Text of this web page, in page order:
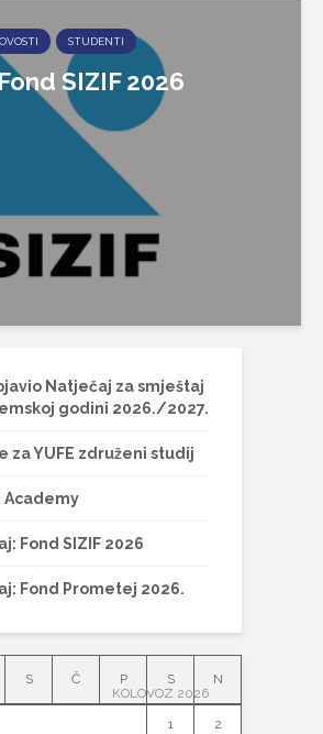
STUDENTI
SIZIF 2026
Natječaj za smještaj
godini 2026./2027.
za YUFE združeni studij
Academy
Fond SIZIF 2026
Fond Prometej 2026.
KOLOVOZ 2026
S Č P S N
1 2